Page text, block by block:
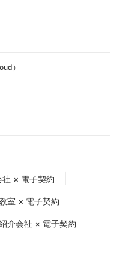
）
× 電子契約
室 × 電子契約
介会社 × 電子契約